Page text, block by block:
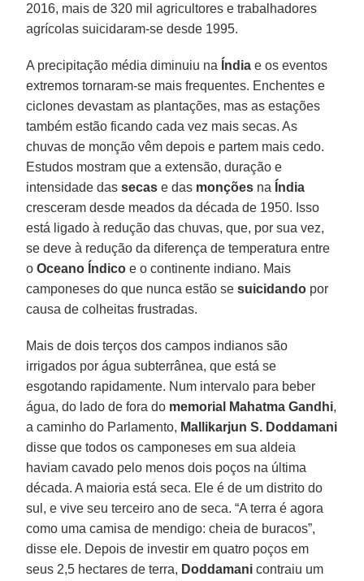
2016, mais de 320 mil agricultores e trabalhadores
agrícolas suicidaram-se desde 1995.
A precipitação média diminuiu na Índia e os eventos
extremos tornaram-se mais frequentes. Enchentes e
ciclones devastam as plantações, mas as estações
também estão ficando cada vez mais secas. As
chuvas de monção vêm depois e partem mais cedo.
Estudos mostram que a extensão, duração e
intensidade dassecas e das monções na Índia
cresceram desde meados da década de 1950. Isso
está ligado à redução das chuvas, que, por sua vez,
se deve à redução da diferença de temperatura entre
oOceano Índico e o continente indiano. Mais
camponeses do que nunca estão sesuicidando por
causa de colheitas frustradas.
Mais de dois terços dos campos indianos são
irrigados por água subterrânea, que está se
esgotando rapidamente. Num intervalo para beber
água, do lado de fora do memorial Mahatma Gandhi,
a caminho do Parlamento, Mallikarjun S. Doddamani
disse que todos os camponeses em sua aldeia
haviam cavado pelo menos dois poços na última
década. A maioria está seca. Ele é de um distrito do
sul, e vive seu terceiro ano de seca. “A terra é agora
como uma camisa de mendigo: cheia de buracos”,
disse ele. Depois de investir em quatro poços em
seus 2,5 hectares de terra, Doddamani contraiu um